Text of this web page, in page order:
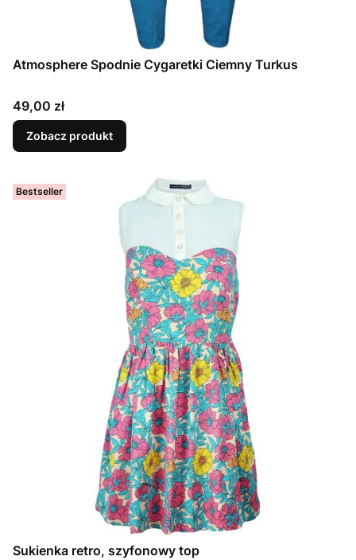
Atmosphere Spodnie Cygaretki Ciemny Turkus
Cena
49,00 zł
Zobacz produkt
Bestseller
Sukienka retro, szyfonowy top